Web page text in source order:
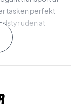
tasken perfekt
uden at
Black. Uanset